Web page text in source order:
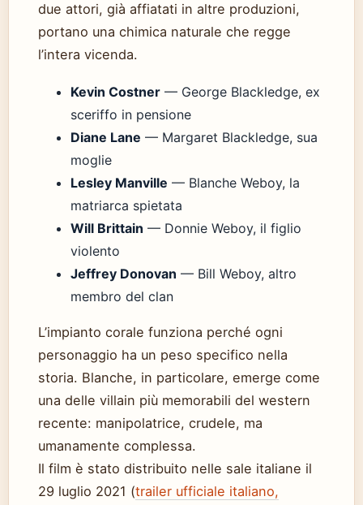
due attori, già affiatati in altre produzioni,
portano una chimica naturale che regge
l’intera vicenda.
Kevin Costner — George Blackledge, ex
sceriffo in pensione
Diane Lane — Margaret Blackledge, sua
moglie
Lesley Manville — Blanche Weboy, la
matriarca spietata
Will Brittain — Donnie Weboy, il figlio
violento
Jeffrey Donovan — Bill Weboy, altro
membro del clan
L’impianto corale funziona perché ogni
personaggio ha un peso specifico nella
storia. Blanche, in particolare, emerge come
una delle villain più memorabili del western
recente: manipolatrice, crudele, ma
umanamente complessa.
Il film è stato distribuito nelle sale italiane il
29 luglio 2021 (trailer ufficiale italiano,